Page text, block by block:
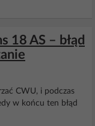
18 AS – błąd
CWU, i podczas
w końcu ten błąd